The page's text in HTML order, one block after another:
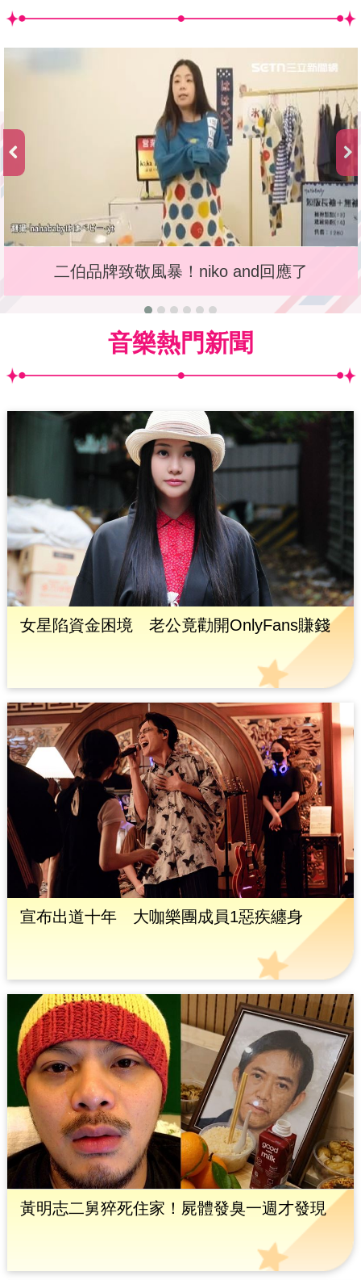
二伯品牌致敬風暴！niko and回應了
音樂熱門新聞
女星陷資金困境 老公竟勸開OnlyFans賺錢
宣布出道十年 大咖樂團成員1惡疾纏身
黃明志二舅猝死住家！屍體發臭一週才發現